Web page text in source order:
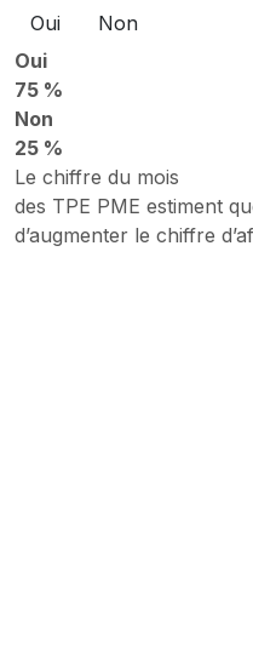
Oui
Non
Oui
75 %
Non
25 %
Le chiffre du mois
des TPE PME estiment
d’augmenter le chiffre